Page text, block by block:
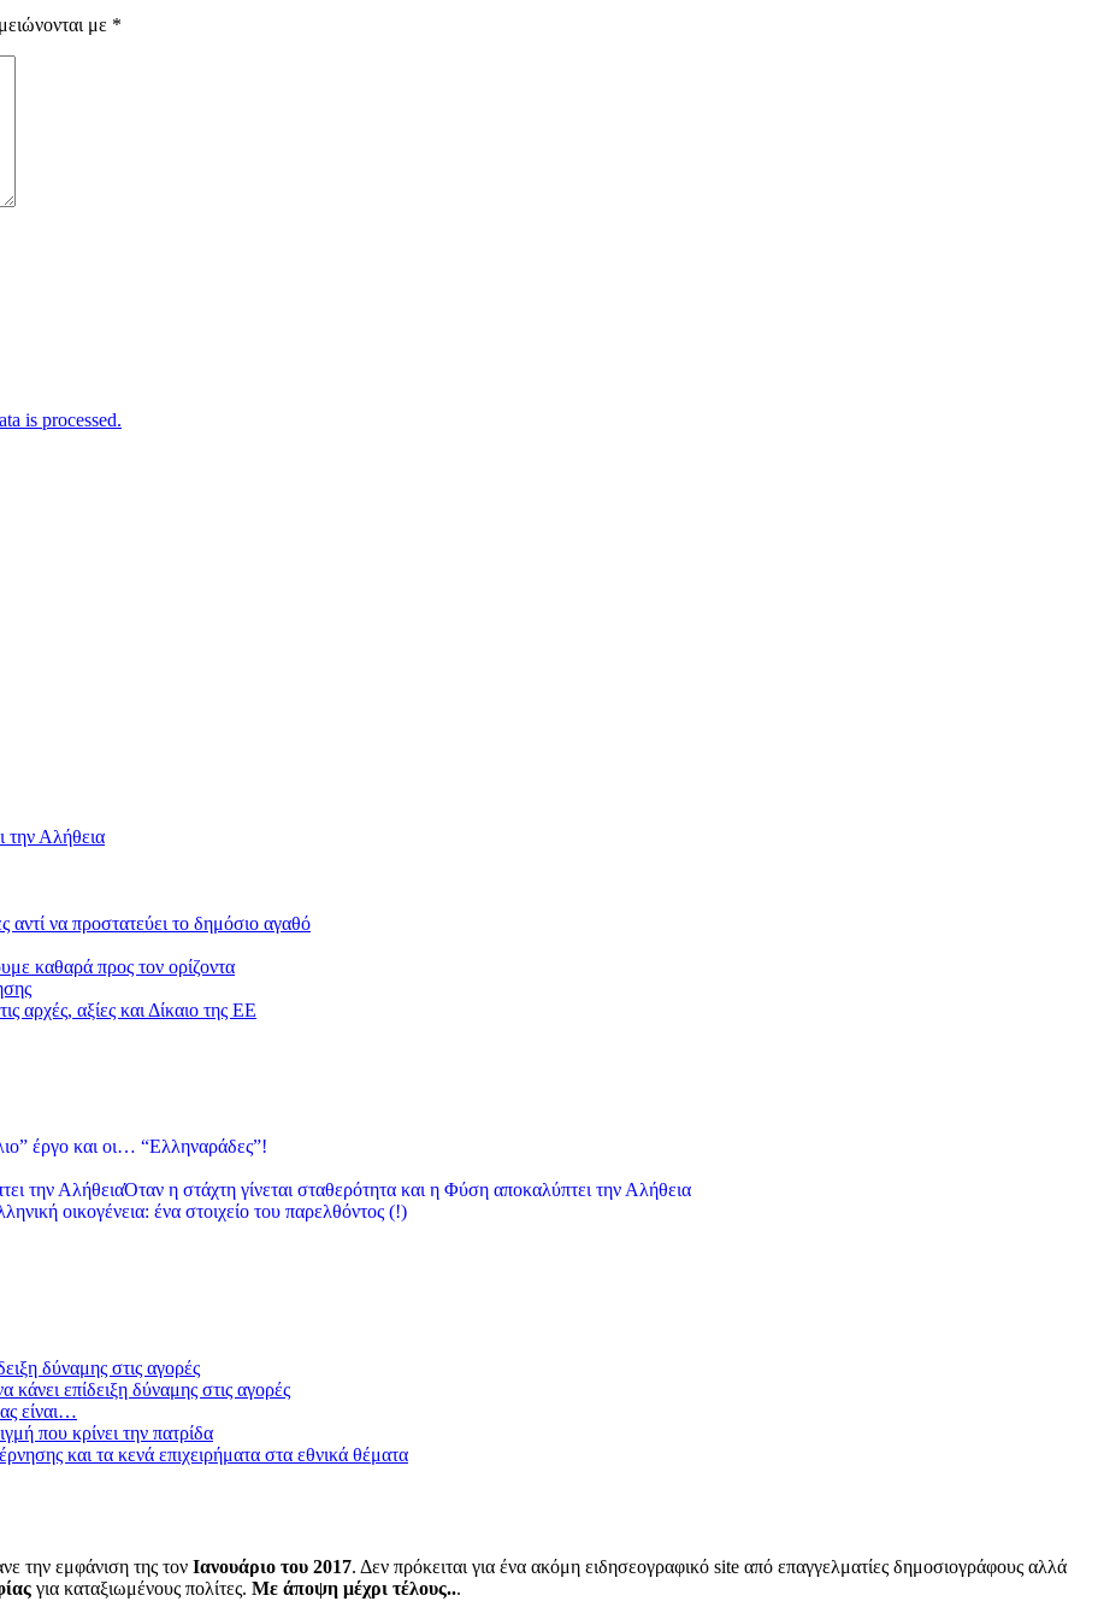
με *
is processed.
την Αλήθεια
αντί να προστατεύει το δημόσιο αγαθό
καθαρά προς τον ορίζοντα
αρχές, αξίες και Δίκαιο της ΕΕ
έργο και οι… “Ελληναράδες”!
Όταν η στάχτη γίνεται σταθερότητα και η Φύση αποκαλύπτει την Αλήθεια
οικογένεια: ένα στοιχείο του παρελθόντος (!)
δύναμης στις αγορές
επίδειξη δύναμης στις αγορές
είναι…
που κρίνει την πατρίδα
και τα κενά επιχειρήματα στα εθνικά θέματα
την εμφάνιση της τον Ιανουάριο του 2017. Δεν πρόκειται για ένα ακόμη ειδησεογραφικό site από επαγγελματίες δημοσιογράφους αλλά
για καταξιωμένους πολίτες. Με άποψη μέχρι τέλους...